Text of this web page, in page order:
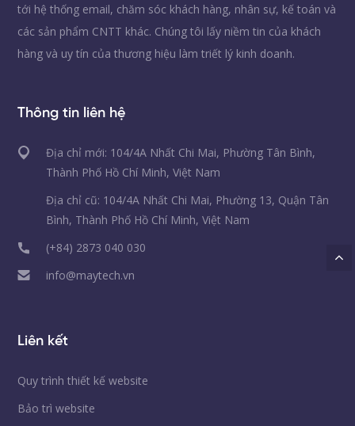
tới hệ thống email, chăm sóc khách hàng, nhân sự, kế toán và
các sản phẩm CNTT khác. Chúng tôi lấy niềm tin của khách
hàng và uy tín của thương hiệu làm triết lý kinh doanh.
Thông tin liên hệ
Địa chỉ mới: 104/4A Nhất Chi Mai, Phường Tân Bình,
Thành Phố Hồ Chí Minh, Việt Nam
Địa chỉ cũ: 104/4A Nhất Chi Mai, Phường 13, Quận Tân
Bình, Thành Phố Hồ Chí Minh, Việt Nam
(+84) 2873 040 030
info@maytech.vn
Liên kết
Quy trình thiết kế website
Bảo trì website